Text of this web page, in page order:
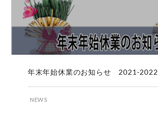
年末年始休業のお知らせ 2021-2022
NEWS